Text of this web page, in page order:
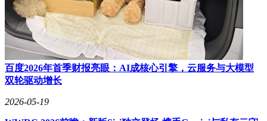
百度2026年首季财报亮眼：AI成核心引擎，云服务与大模型
双轮驱动增长
2026-05-19